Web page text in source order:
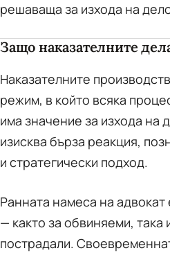
решаваща за изхода на
Защо наказателните
Наказателните
режим, в който всяка
има значение за изхода на
изисква бърза реакция,
и стратегически подход.
Ранната намеса на
— както за обвиняеми, така
пострадали.